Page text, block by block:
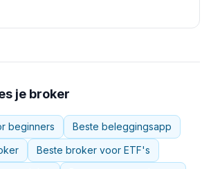
je broker
beginners
Beste beleggingsapp
Beste broker voor ETF's